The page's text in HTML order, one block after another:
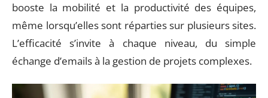
booste la mobilité et la productivité des équipes,
même lorsqu’elles sont réparties sur plusieurs sites.
L’efficacité s’invite à chaque niveau, du simple
échange d’emails à la gestion de projets complexes.